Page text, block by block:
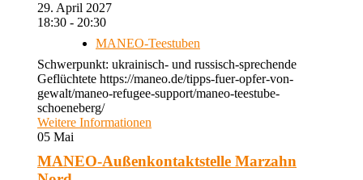
29. April 2027
18:30 - 20:30
MANEO-Teestuben
Schwerpunkt: ukrainisch- und russisch-sprechende
Geflüchtete https://maneo.de/tipps-fuer-opfer-von-
gewalt/maneo-refugee-support/maneo-teestube-
schoeneberg/
Weitere Informationen
05 Mai
MANEO-Außenkontaktstelle Marzahn